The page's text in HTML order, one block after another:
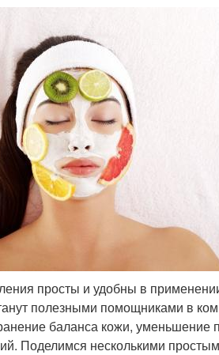
просты и удобны в
полезными помощниками в
баланса кожи, уменьшение
Поделимся несколькими